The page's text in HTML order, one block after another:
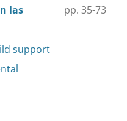
las
support
pp. 35-73